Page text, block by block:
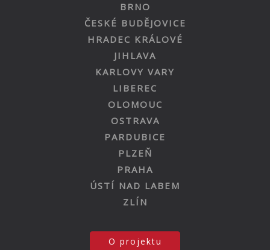
BRNO
ČESKÉ BUDĚJOVICE
HRADEC KRÁLOVÉ
JIHLAVA
KARLOVY VARY
LIBEREC
OLOMOUC
OSTRAVA
PARDUBICE
PLZEŇ
PRAHA
ÚSTÍ NAD LABEM
ZLÍN
O projektu